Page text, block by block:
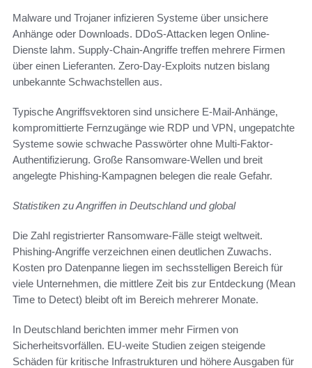
Malware und Trojaner infizieren Systeme über unsichere
Anhänge oder Downloads. DDoS-Attacken legen Online-
Dienste lahm. Supply-Chain-Angriffe treffen mehrere Firmen
über einen Lieferanten. Zero-Day-Exploits nutzen bislang
unbekannte Schwachstellen aus.
Typische Angriffsvektoren sind unsichere E‑Mail-Anhänge,
kompromittierte Fernzugänge wie RDP und VPN, ungepatchte
Systeme sowie schwache Passwörter ohne Multi-Faktor-
Authentifizierung. Große Ransomware-Wellen und breit
angelegte Phishing-Kampagnen belegen die reale Gefahr.
Statistiken zu Angriffen in Deutschland und global
Die Zahl registrierter Ransomware-Fälle steigt weltweit.
Phishing-Angriffe verzeichnen einen deutlichen Zuwachs.
Kosten pro Datenpanne liegen im sechsstelligen Bereich für
viele Unternehmen, die mittlere Zeit bis zur Entdeckung (Mean
Time to Detect) bleibt oft im Bereich mehrerer Monate.
In Deutschland berichten immer mehr Firmen von
Sicherheitsvorfällen. EU‑weite Studien zeigen steigende
Schäden für kritische Infrastrukturen und höhere Ausgaben für